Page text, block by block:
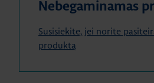
Nebegaminamas
Susisiekite, jei norite
produktą